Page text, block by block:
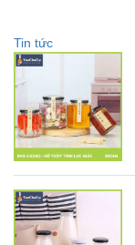
Tin tức